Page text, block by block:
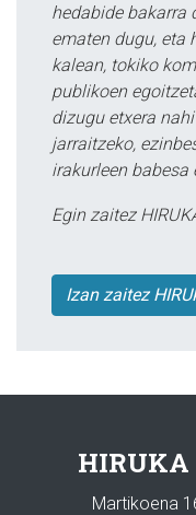
hedabide bakarra
ematen dugu, eta
kalean, tokiko
publikoen
dizugu etxera
jarraitzeko,
irakurleen babesa
Egin zaitez
Izan zaitez
HIRUKA
Martikoena